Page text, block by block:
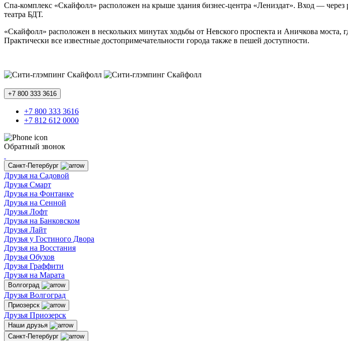
Спа-комплекс «Скайфолл» расположен на крыше здания бизнес-центра «Лениздат». Вход —
театра БДТ.
«Скайфолл» расположен в нескольких минутах ходьбы от Невского проспекта и Аничкова моста,
Практически все известные достопримечательности города также в пешей доступности.
+7 800 333 3616
+7 800 333 3616
+7 812 612 0000
Обратный звонок
Санкт-Петербург
Друзья на Садовой
Друзья Смарт
Друзья на Фонтанке
Друзья на Сенной
Друзья Лофт
Друзья на Банковском
Друзья Лайт
Друзья у Гостиного Двора
Друзья на Восстания
Друзья Обухов
Друзья Граффити
Друзья на Марата
Волгоград
Друзья Волгоград
Приозерск
Друзья Приозерск
Наши друзья
Санкт-Петербург